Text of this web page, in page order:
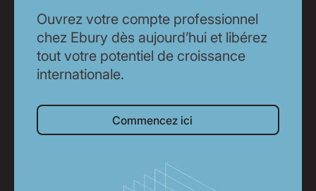
Ouvrez votre compte professionnel
chez Ebury dès aujourd’hui et libérez
tout votre potentiel de croissance
internationale.
Commencez ici
Commencez ici